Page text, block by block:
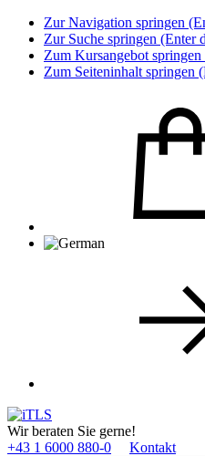
Zur Navigation springen
Zur Suche springen (Enter
Zum Kursangebot
Zum Seiteninhalt springen
Wir beraten Sie gerne!
+43 1 6000 880­-0
Kontakt